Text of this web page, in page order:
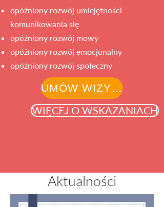
opóźniony rozwój umiejętności
komunikowania się
opóźniony rozwój mowy
opóźniony rozwój emocjonalny
opóźniony rozwój społeczny
UMÓW WIZYTĘ
WIĘCEJ O WSKAZANIACH
Aktualności